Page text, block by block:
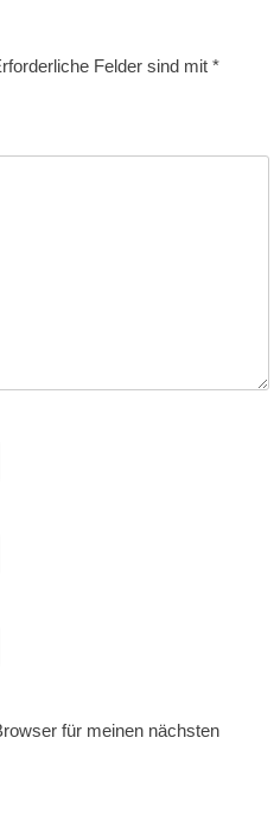
Felder sind mit *
für meinen nächsten